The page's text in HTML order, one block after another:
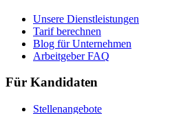
Unsere Dienstleistungen
Tarif berechnen
Blog für Unternehmen
Arbeitgeber FAQ
Für Kandidaten
Stellenangebote